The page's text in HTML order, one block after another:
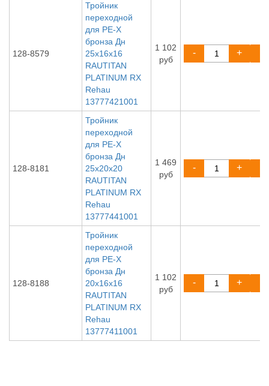
128-8579
Тройник
переходной
для PE-X
бронза Дн
25х16х16
RAUTITAN
PLATINUM RX
Rehau
13777421001
1 102
руб
- +
128-8181
Тройник
переходной
для PE-X
бронза Дн
25х20х20
RAUTITAN
PLATINUM RX
Rehau
13777441001
1 469
руб
- +
128-8188
Тройник
переходной
для PE-X
бронза Дн
20х16х16
RAUTITAN
PLATINUM RX
Rehau
13777411001
1 102
руб
- +